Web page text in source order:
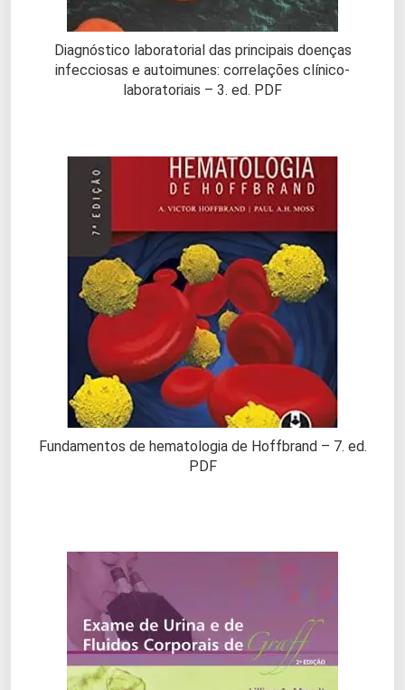
Diagnóstico laboratorial das principais doenças
infecciosas e autoimunes: correlações clínico-
laboratoriais – 3. ed. PDF
Fundamentos de hematologia de Hoffbrand – 7. ed.
PDF